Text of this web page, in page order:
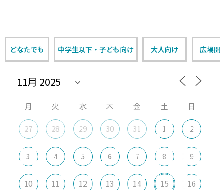
どなたでも 中学生以下・子ども向け 大人向け 広場
月 火 水 木 金 土
日
27
28 29 30 31 1 2
3 4 5 6 7 8 9
10 11 12 13 14 15 16